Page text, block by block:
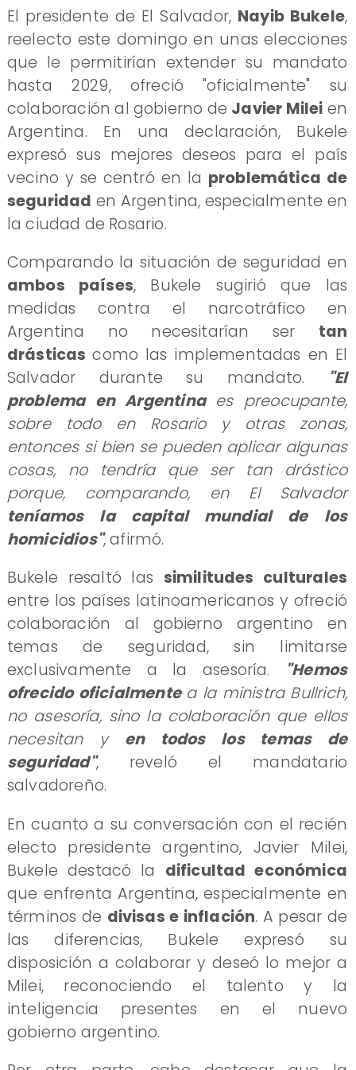
​El presidente de El Salvador, Nayib Bukele,
reelecto este domingo en unas elecciones
que le permitirían extender su mandato
hasta 2029, ofreció "oficialmente" su
colaboración al gobierno de Javier Milei en
Argentina. En una declaración, Bukele
expresó sus mejores deseos para el país
vecino y se centró en la problemática de
seguridad en Argentina, especialmente en
la ciudad de Rosario.
​Comparando la situación de seguridad en
ambos países, Bukele sugirió que las
medidas contra el narcotráfico en
Argentina no necesitarían ser tan
drásticascomo las implementadas en El
Salvador durante su mandato.
"El
problema en Argentina es preocupante,
sobre todo en Rosario y otras zonas,
entonces si bien se pueden aplicar algunas
cosas, no tendría que ser tan drástico
porque, comparando, en El Salvador
teníamos la capital mundial de los
homicidios", afirmó.
​Bukele resaltó las similitudes culturales
entre los países latinoamericanos y ofreció
colaboración al gobierno argentino en
temas de seguridad, sin limitarse
exclusivamente a la asesoría.
"Hemos
ofrecido oficialmente a la ministra Bullrich,
no asesoría, sino la colaboración que ellos
necesitan y en todos los temas de
seguridad", reveló el mandatario
salvadoreño.
​En cuanto a su conversación con el recién
electo presidente argentino, Javier Milei,
Bukele destacó la dificultad económica
que enfrenta Argentina, especialmente en
términos de divisas e inflación. A pesar de
las diferencias, Bukele expresó su
disposición a colaborar y deseó lo mejor a
Milei, reconociendo el talento y la
inteligencia presentes en el nuevo
gobierno argentino.